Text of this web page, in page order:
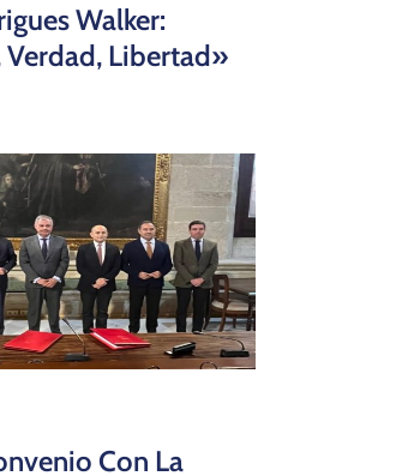
Walker:
Libertad»
Con La